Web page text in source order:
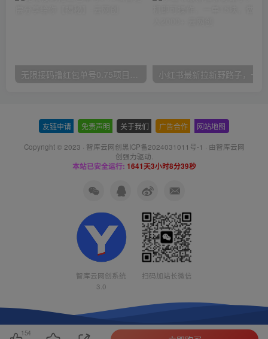
无限接码撸红包单号0.75项目无偿分享给你【揭秘】
友链申请 免责声明 关于我们 广告合作 网站地图
Copyright © 2023 · 智库云网创黑ICP备2024031011号-1 · 由智库云网
创强力驱动.
本站已安全运行: 1641天3小时8分40秒
智库云网创系统
3.0
扫码加站长微信
154